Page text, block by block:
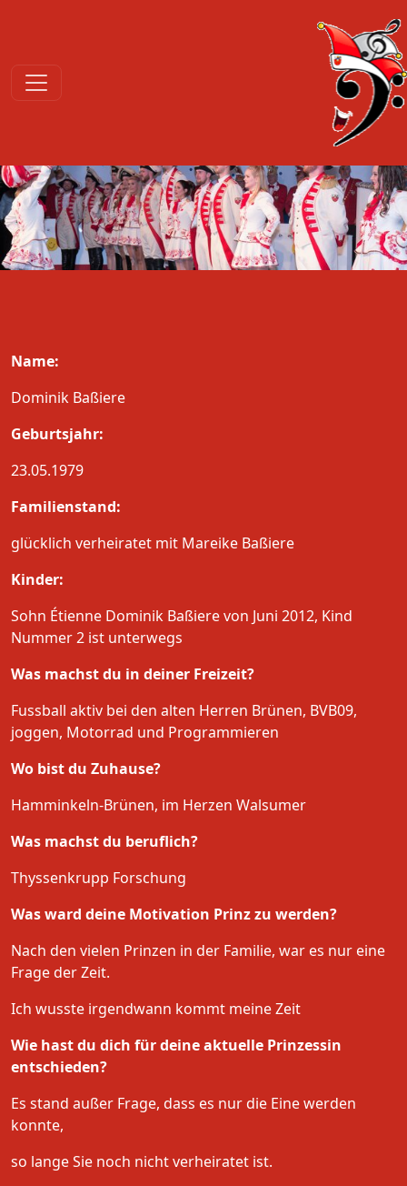
Name:
Dominik Baßiere
Geburtsjahr:
23.05.1979
Familienstand:
glücklich verheiratet mit Mareike Baßiere
Kinder:
Sohn Étienne Dominik Baßiere von Juni 2012, Kind
Nummer 2 ist unterwegs
Was machst du in deiner Freizeit?
Fussball aktiv bei den alten Herren Brünen, BVB09,
joggen, Motorrad und Programmieren
Wo bist du Zuhause?
Hamminkeln-Brünen, im Herzen Walsumer
Was machst du beruflich?
Thyssenkrupp Forschung
Was ward deine Motivation Prinz zu werden?
Nach den vielen Prinzen in der Familie, war es nur eine
Frage der Zeit.
Ich wusste irgendwann kommt meine Zeit
Wie hast du dich für deine aktuelle Prinzessin
entschieden?
Es stand außer Frage, dass es nur die Eine werden
konnte,
so lange Sie noch nicht verheiratet ist.